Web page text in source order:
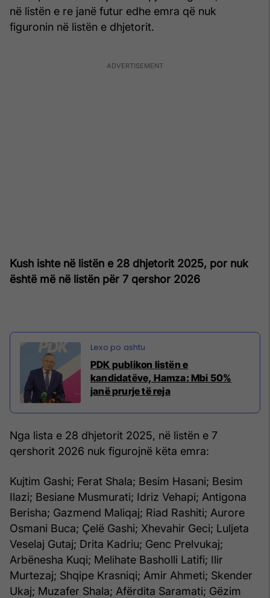
në listën e re janë futur edhe emra që nuk
figuronin në listën e dhjetorit.
Kush ishte në listën e 28 dhjetorit 2025, por nuk
është më në listën për 7 qershor 2026
PDK publikon listën e
kandidatëve, Hamza: Mbi 50%
janë prurje të reja
Nga lista e 28 dhjetorit 2025, në listën e 7
qershorit 2026 nuk figurojnë këta emra:
Kujtim Gashi; Ferat Shala; Besim Hasani; Besim
Ilazi; Besiane Musmurati; Idriz Vehapi; Antigona
Berisha; Gazmend Maliqaj; Riad Rashiti; Aurore
Osmani Buca; Çelë Gashi; Xhevahir Geci; Luljeta
Veselaj Gutaj; Drita Kadriu; Genc Prelvukaj;
Arbënesha Kuqi; Melihate Basholli Latifi; Ilir
Murtezaj; Shqipe Krasniqi; Amir Ahmeti; Skender
Ukaj; Muzafer Shala; Afërdita Saramati; Gëzim